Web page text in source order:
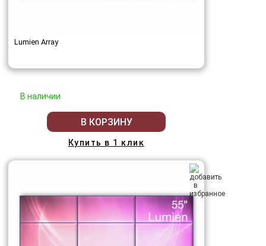
Lumien Array
В наличии
В КОРЗИНУ
Купить в 1 клик